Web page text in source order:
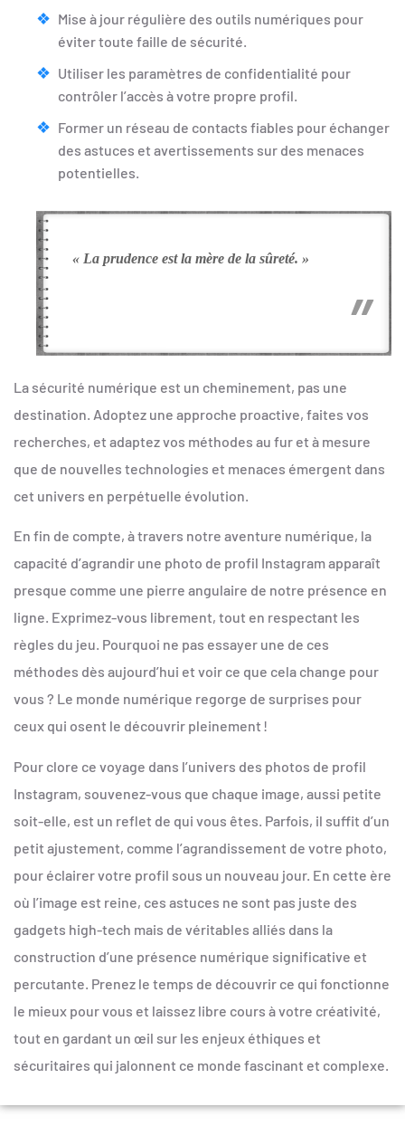
Mise à jour régulière des outils numériques pour
éviter toute faille de sécurité.
Utiliser les paramètres de confidentialité pour
contrôler l’accès à votre propre profil.
Former un réseau de contacts fiables pour échanger
des astuces et avertissements sur des menaces
potentielles.
« La prudence est la mère de la sûreté. »
La sécurité numérique est un cheminement, pas une
destination. Adoptez une approche proactive, faites vos
recherches, et adaptez vos méthodes au fur et à mesure
que de nouvelles technologies et menaces émergent dans
cet univers en perpétuelle évolution.
En fin de compte, à travers notre aventure numérique, la
capacité d’agrandir une photo de profil Instagram apparaît
presque comme une pierre angulaire de notre présence en
ligne. Exprimez-vous librement, tout en respectant les
règles du jeu. Pourquoi ne pas essayer une de ces
méthodes dès aujourd’hui et voir ce que cela change pour
vous ? Le monde numérique regorge de surprises pour
ceux qui osent le découvrir pleinement !
Pour clore ce voyage dans l’univers des photos de profil
Instagram, souvenez-vous que chaque image, aussi petite
soit-elle, est un reflet de qui vous êtes. Parfois, il suffit d’un
petit ajustement, comme l’agrandissement de votre photo,
pour éclairer votre profil sous un nouveau jour. En cette ère
où l’image est reine, ces astuces ne sont pas juste des
gadgets high-tech mais de véritables alliés dans la
construction d’une présence numérique significative et
percutante. Prenez le temps de découvrir ce qui fonctionne
le mieux pour vous et laissez libre cours à votre créativité,
tout en gardant un œil sur les enjeux éthiques et
sécuritaires qui jalonnent ce monde fascinant et complexe.